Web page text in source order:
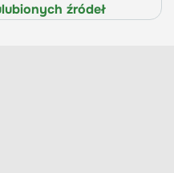
źródeł